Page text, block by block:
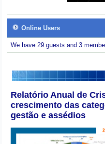
Online Users
We have 29 guests and 3
Relatório Anual de
crescimento das
gestão e assédios